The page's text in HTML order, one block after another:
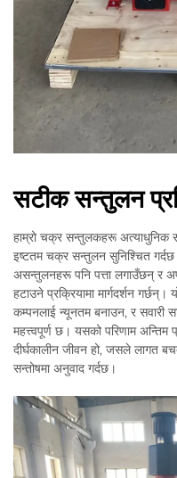
सटीक सन्तुलन
हाम्रो चक्र सन्तुलकहरू
इष्टतम चक्र सन्तुलन सुनिश्चित
असन्तुलनहरू पनि पत्ता लगाउँछन् र
हटाउने प्रक्रियामा मार्गदर्शन
कम्पनलाई न्यूनतम बनाउन, र सवारी
महत्त्वपूर्ण छ। यसको परिणाम अन्तिम
दीर्घकालीन जीवन हो, जसले लागत
सन्तोषमा अनुवाद गर्दछ।